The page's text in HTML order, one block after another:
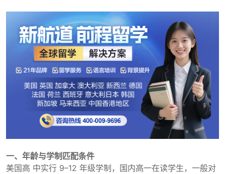
一、年龄与学制匹配条件
美国高 中实行 9–12 年级学制，国内高一在读学生，一般对